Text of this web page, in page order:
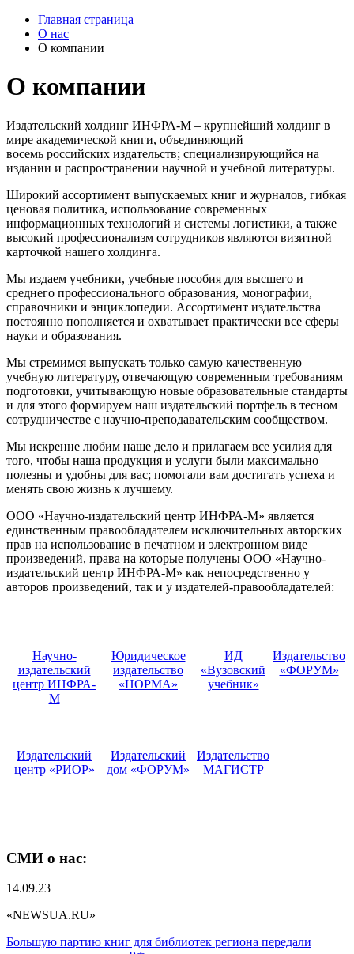
Главная страница
О нас
О компании
О компании
Издательский холдинг ИНФРА-М – крупнейший холдинг в
мире академической книги, объединяющий
восемь российских издательств; специализирующийся на
издании и распространении научной и учебной литературы.
Широкий ассортимент выпускаемых книг и журналов, гибкая
ценовая политика, использование современных
информационных технологий и системы логистики, а также
высокий профессионализм сотрудников являются визитной
карточкой нашего холдинга.
Мы издаем учебники, учебные пособия для высшего и
среднего профессионального образования, монографии,
справочники и энциклопедии. Ассортимент издательства
постоянно пополняется и охватывает практически все сферы
науки и образования.
Мы стремимся выпускать только самую качественную
учебную литературу, отвечающую современным требованиям
подготовки, учитывающую новые образовательные стандарты
и для этого формируем наш издательский портфель в тесном
сотрудничестве с научно-преподавательским сообществом.
Мы искренне любим наше дело и прилагаем все усилия для
того, чтобы наша продукция и услуги были максимально
полезны и удобны для вас; помогали вам достигать успеха и
менять свою жизнь к лучшему.
ООО «Научно-издательский центр ИНФРА-М» является
единственным правообладателем исключительных авторских
прав на использование в печатном и электронном виде
произведений, права на которые получены ООО «Научно-
издательский центр ИНФРА-М» как непосредственно у
авторов произведений, так и у издателей-правообладателей:
Научно-
издательский
центр ИНФРА-
М
Юридическое
издательство
«НОРМА»
ИД
«Вузовский
учебник»
Издательство
«ФОРУМ»
Издательский
центр «РИОР»
Издательский
дом «ФОРУМ»
Издательство
МАГИСТР
СМИ о нас:
14.09.23
«NEWSUA.RU»
Большую партию книг для библиотек региона передали